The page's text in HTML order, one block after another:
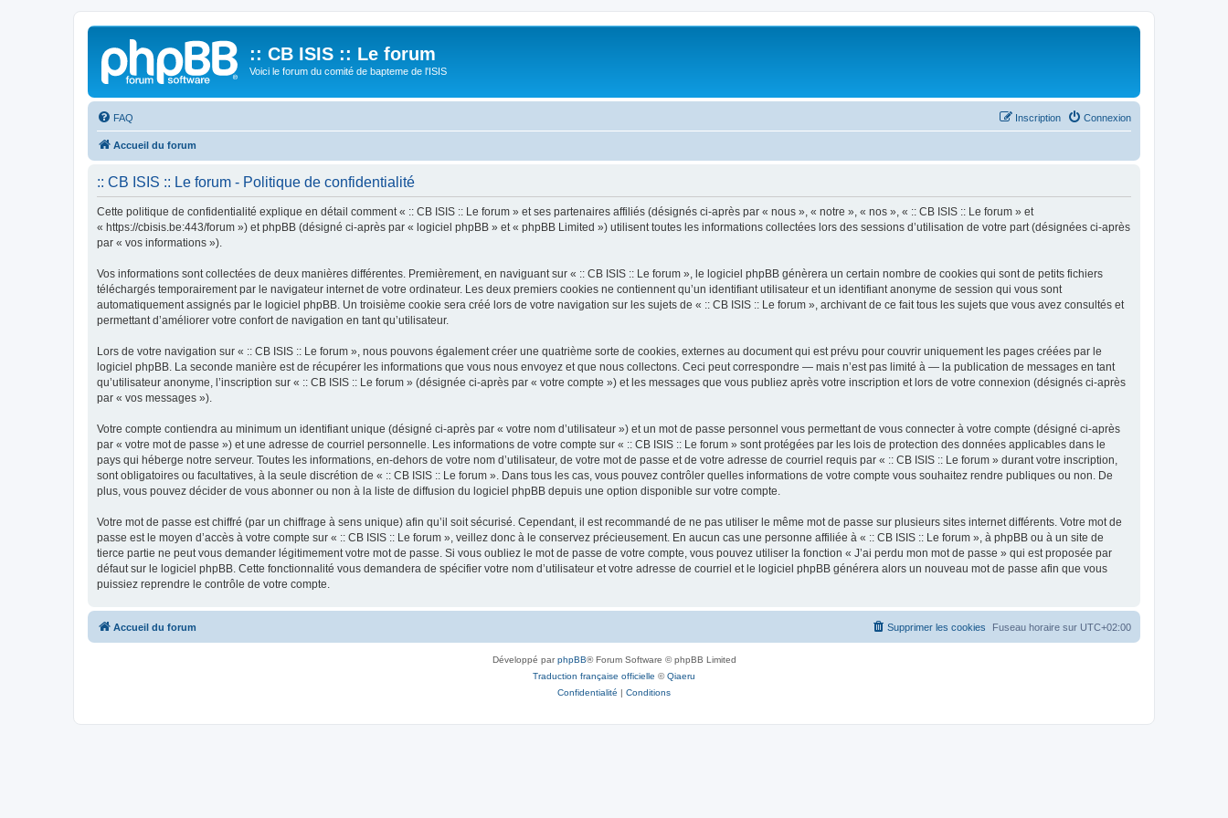
:: CB ISIS :: Le forum
Voici le forum du comité de bapteme de l'ISIS
FAQ Connexion
Inscription
Accueil du forum
:: CB ISIS :: Le forum - Politique de confidentialité
Cette politique de confidentialité explique en détail comment « :: CB ISIS :: Le forum » et ses partenaires affiliés (désignés ci-après par « nous », « notre », « nos », « :: CB ISIS :: Le forum » et
« https://cbisis.be:443/forum ») et phpBB (désigné ci-après par « logiciel phpBB » et « phpBB Limited ») utilisent toutes les informations collectées lors des sessions d’utilisation de votre part (désignées ci-après
par « vos informations »).
Vos informations sont collectées de deux manières différentes. Premièrement, en naviguant sur « :: CB ISIS :: Le forum », le logiciel phpBB génèrera un certain nombre de cookies qui sont de petits fichiers
téléchargés temporairement par le navigateur internet de votre ordinateur. Les deux premiers cookies ne contiennent qu’un identifiant utilisateur et un identifiant anonyme de session qui vous sont
automatiquement assignés par le logiciel phpBB. Un troisième cookie sera créé lors de votre navigation sur les sujets de « :: CB ISIS :: Le forum », archivant de ce fait tous les sujets que vous avez consultés et
permettant d’améliorer votre confort de navigation en tant qu’utilisateur.
Lors de votre navigation sur « :: CB ISIS :: Le forum », nous pouvons également créer une quatrième sorte de cookies, externes au document qui est prévu pour couvrir uniquement les pages créées par le
logiciel phpBB. La seconde manière est de récupérer les informations que vous nous envoyez et que nous collectons. Ceci peut correspondre — mais n’est pas limité à — la publication de messages en tant
qu’utilisateur anonyme, l’inscription sur « :: CB ISIS :: Le forum » (désignée ci-après par « votre compte ») et les messages que vous publiez après votre inscription et lors de votre connexion (désignés ci-après
par « vos messages »).
Votre compte contiendra au minimum un identifiant unique (désigné ci-après par « votre nom d’utilisateur ») et un mot de passe personnel vous permettant de vous connecter à votre compte (désigné ci-après
par « votre mot de passe ») et une adresse de courriel personnelle. Les informations de votre compte sur « :: CB ISIS :: Le forum » sont protégées par les lois de protection des données applicables dans le
pays qui héberge notre serveur. Toutes les informations, en-dehors de votre nom d’utilisateur, de votre mot de passe et de votre adresse de courriel requis par « :: CB ISIS :: Le forum » durant votre inscription,
sont obligatoires ou facultatives, à la seule discrétion de « :: CB ISIS :: Le forum ». Dans tous les cas, vous pouvez contrôler quelles informations de votre compte vous souhaitez rendre publiques ou non. De
plus, vous pouvez décider de vous abonner ou non à la liste de diffusion du logiciel phpBB depuis une option disponible sur votre compte.
Votre mot de passe est chiffré (par un chiffrage à sens unique) afin qu’il soit sécurisé. Cependant, il est recommandé de ne pas utiliser le même mot de passe sur plusieurs sites internet différents. Votre mot de
passe est le moyen d’accès à votre compte sur « :: CB ISIS :: Le forum », veillez donc à le conservez précieusement. En aucun cas une personne affiliée à « :: CB ISIS :: Le forum », à phpBB ou à un site de
tierce partie ne peut vous demander légitimement votre mot de passe. Si vous oubliez le mot de passe de votre compte, vous pouvez utiliser la fonction « J’ai perdu mon mot de passe » qui est proposée par
défaut sur le logiciel phpBB. Cette fonctionnalité vous demandera de spécifier votre nom d’utilisateur et votre adresse de courriel et le logiciel phpBB générera alors un nouveau mot de passe afin que vous
puissiez reprendre le contrôle de votre compte.
Accueil du forum Fuseau horaire sur UTC+02:00
Supprimer les cookies
Développé parphpBB® Forum Software © phpBB Limited
Traduction française officielle ©Qiaeru
Confidentialité | Conditions